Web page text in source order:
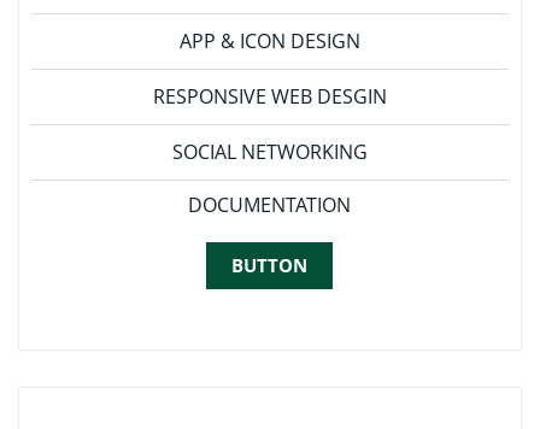
APP & ICON DESIGN
RESPONSIVE WEB DESGIN
SOCIAL NETWORKING
DOCUMENTATION
BUTTON